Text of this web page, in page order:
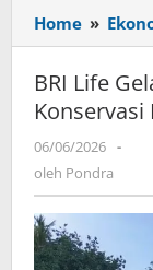
Home »
BRI Life
Konservasi
06/06/2026 oleh
-
oleh Pondra